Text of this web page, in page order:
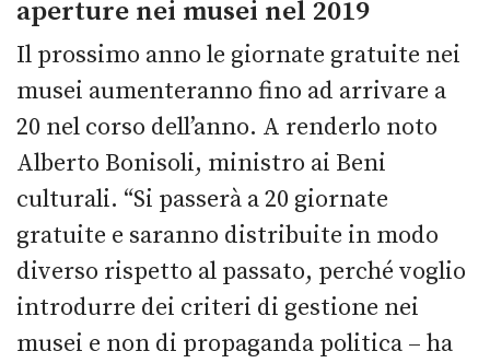
aperture nei musei nel 2019
Il prossimo anno le giornate gratuite nei
musei aumenteranno fino ad arrivare a
20 nel corso dell’anno. A renderlo noto
Alberto Bonisoli, ministro ai Beni
culturali. “Si passerà a 20 giornate
gratuite e saranno distribuite in modo
diverso rispetto al passato, perché voglio
introdurre dei criteri di gestione nei
musei e non di propaganda politica – ha